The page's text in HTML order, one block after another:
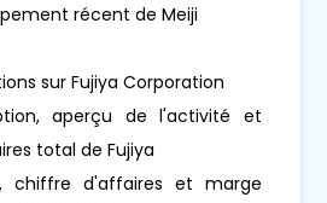
récent de Meiji
sur Fujiya Corporation
aperçu de l'activité et
total de Fujiya
chiffre d'affaires et marge